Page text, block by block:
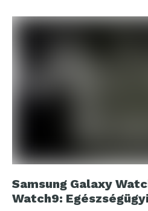
Samsung Galaxy
Watch9: